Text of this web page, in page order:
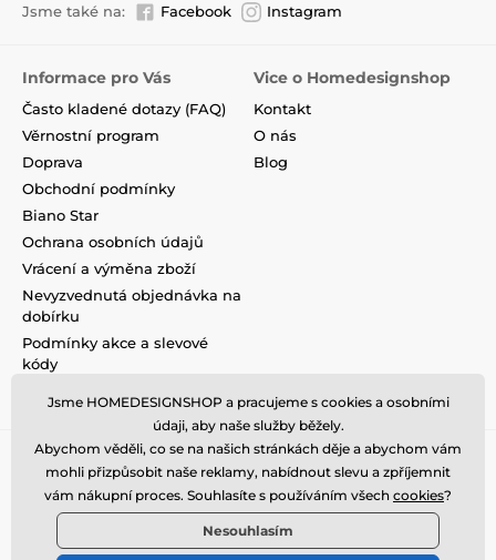
Jsme také na: Facebook Instagram
Informace pro Vás
Často kladené dotazy (FAQ)
Věrnostní program
Doprava
Obchodní podmínky
Biano Star
Ochrana osobních údajů
Vrácení a výměna zboží
Nevyzvednutá objednávka na
dobírku
Podmínky akce a slevové
kódy
Vice o Homedesignshop
Kontakt
O nás
Blog
Jsme HOMEDESIGNSHOP a pracujeme s cookies a osobními
údaji, aby naše služby běžely.
Abychom věděli, co se na našich stránkách děje a abychom vám
mohli přizpůsobit naše reklamy, nabídnout slevu a zpříjemnit
vám nákupní proces. Souhlasíte s používáním všech cookies?
Nesouhlasím